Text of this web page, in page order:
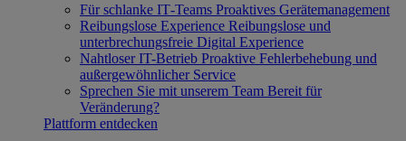
Für schlanke IT‐Teams Proaktives Gerätemanagement
Reibungslose Experience Reibungslose und
unterbrechungsfreie Digital Experience
Nahtloser IT-Betrieb Proaktive Fehlerbehebung und
außergewöhnlicher Service
Sprechen Sie mit unserem Team Bereit für
Veränderung?
Plattform entdecken